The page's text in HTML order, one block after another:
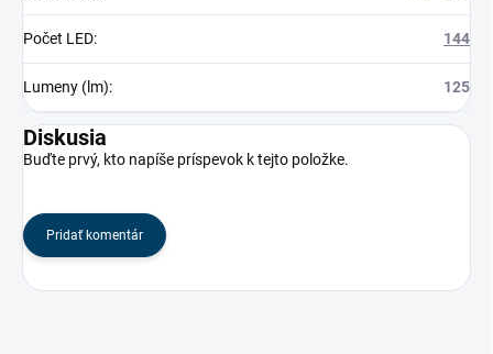
Počet LED: 144
Lumeny (lm): 125
Diskusia
Buďte prvý, kto napíše príspevok k tejto položke.
Pridať komentár